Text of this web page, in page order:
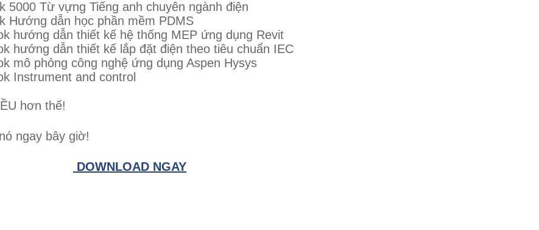
5000 Từ vựng Tiếng anh chuyên ngành điện
Hướng dẫn học phần mềm PDMS
hướng dẫn thiết kế hệ thống MEP ứng dụng Revit
hướng dẫn thiết kế lắp đặt điện theo tiêu chuẩn IEC
mô phỏng công nghệ ứng dụng Aspen Hysys
Instrument and control
hơn thế!
ngay bây giờ!
DOWNLOAD NGAY